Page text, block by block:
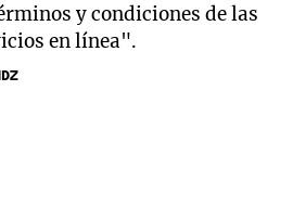
y condiciones de las
en línea".